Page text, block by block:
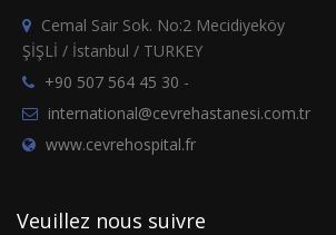
Cemal Sair Sok. No:2 Mecidiyeköy
ŞİŞLİ / İstanbul / TURKEY
+90 507 564 45 30 -
international@cevrehastanesi.com.tr
www.cevrehospital.fr
Veuillez nous suivre